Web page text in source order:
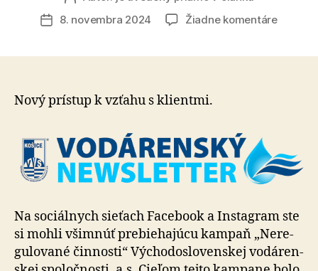
Dátum
8. novembra 2024 Žiadne komentárena
Nový prístup k vzťahu s klientmi.
Na sociálnych sieťach Facebook a Instagram ste
si mohli všim­núť pre­bie­ha­jú­cu kampaň „Ne­re­
gu­lo­va­né čin­nosti“ Vý­cho­do­slo­ven­skej vo­dá­ren­